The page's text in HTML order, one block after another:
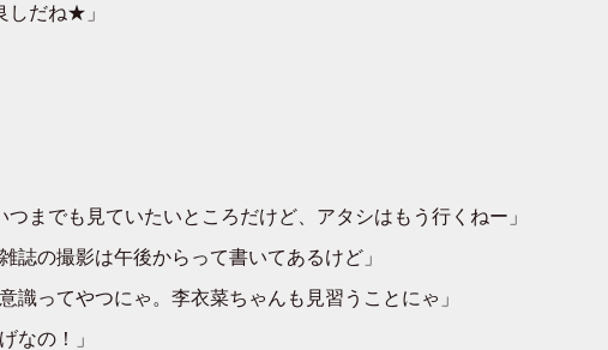
しだね★」
までも見ていたいところだけど、アタシはもう行くねー」
の撮影は午後からって書いてあるけど」
識ってやつにゃ。李衣菜ちゃんも見習うことにゃ」
なの！」